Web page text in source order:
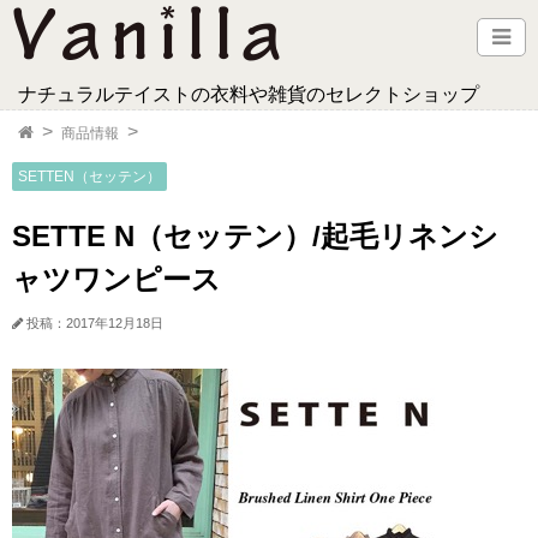
ナチュラルテイストの衣料や雑貨のセレクトショップ
商品情報
SETTEN（セッテン）
SETTE N（セッテン）/起毛リネンシ
ャツワンピース
投稿：2017年12月18日